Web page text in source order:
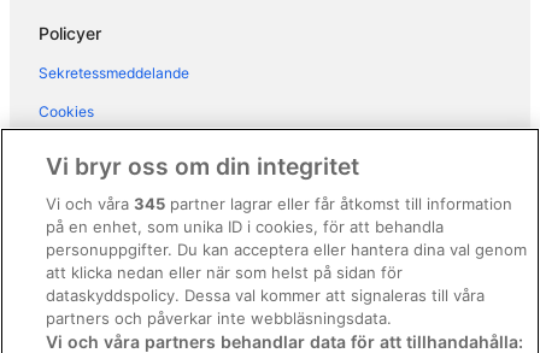
Hotell i Ostia Antica
Hotell i Ostiense
Hotell i närheten av Pantheon
Hotell i närheten av Piazza di Spagna
Hotell i närheten av Piazza Navona
Hotell i Portuense
Hotell i Primavalle
Hotell i Rom centrum
Policyer
Sekretessmeddelande
Cookies
Regler och villkor för Vrbo
Tillgänglighetsanpassning
Juridisk information/Kontakta oss
Riktlinjer för innehåll och anmäla innehåll
Vi bryr oss om din integritet
Vi och våra345 partner lagrar eller får åtkomst till information
på en enhet, som unika ID i cookies, för att behandla
personuppgifter. Du kan acceptera eller hantera dina val genom
att klicka nedan eller när som helst på sidan för
dataskyddspolicy. Dessa val kommer att signaleras till våra
partners och påverkar inte webbläsningsdata.
Vi och våra partners behandlar data för att tillhandahålla: